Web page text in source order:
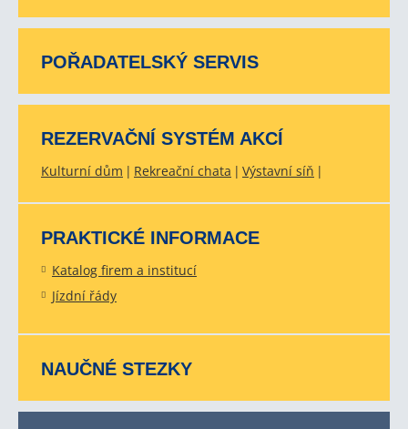
POŘADATELSKÝ SERVIS
REZERVAČNÍ SYSTÉM AKCÍ
Kulturní dům Rekreační chata Výstavní síň
PRAKTICKÉ INFORMACE
Katalog firem a institucí
Jízdní řády
NAUČNÉ STEZKY